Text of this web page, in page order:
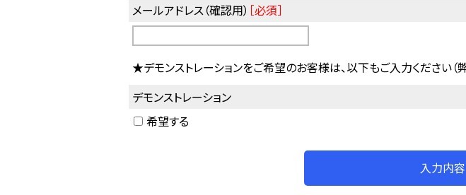
メールアドレス（確認用） ［必須］
★デモンストレーションをご希望のお客様は、以下もご入力ください（
デモンストレーション
希望する
入力内